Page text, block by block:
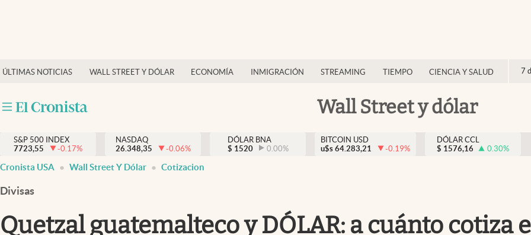
ÚLTIMAS NOTICIAS WALL STREET Y DÓLAR ECONOMÍA INMIGRACIÓN STREAMING TIEMPO CIENCIA Y SALUD 7
Wall Street y dólar
Finanzas y economía
Inmigración
Trending
Streaming
S&P 500 INDEX
7723,55
-0.17%
NASDAQ
26.348,35
-0.06%
DÓLAR BNA
$ 1520 0.00%
BITCOIN USD
u$s 64.283,21 -0.19%
DÓLAR CCL
$ 1576,16 0.30%
Cronista USA Wall Street Y Dólar Cotizacion
Divisas
Quetzal guatemalteco y DÓLAR: a cuánto cotiza